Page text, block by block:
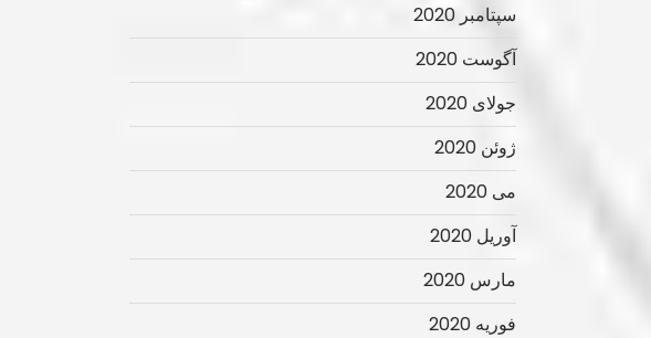
سپتامبر 2020
آگوست 2020
جولای 2020
ژوئن 2020
می 2020
آوریل 2020
مارس 2020
فوریه 2020